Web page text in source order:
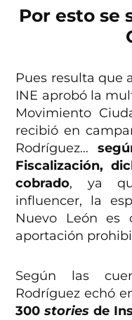
Por esto se
Pues resulta que
INE aprobó la
Movimiento
recibió en
Rodríguez…
Fiscalización,
cobrado, ya
influencer, la
Nuevo León es
aportación
Según las
Rodríguez echó
300storiesde